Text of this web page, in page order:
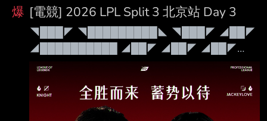
爆 [電競] 2026 LPL Split 3 北京站 Day 3
◥███◤ ◥█████████◣ ◥███◤ ◢██◤
◢██████████ ◢██◤ ◢██◤ ◢██◤
◢██◤ ◢██◤ ◢██◤ ◢██◤ ◢██◤
◢██◤ ◢██◤◥██████◤ ◢██◤ ◢██◤
◢██◤ ◢██◤ ◢████████◤ ◢██◤